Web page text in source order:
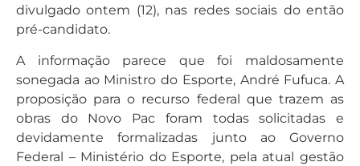
divulgado ontem (12), nas redes sociais do então
pré-candidato.
A informação parece que foi maldosamente
sonegada ao Ministro do Esporte, André Fufuca. A
proposição para o recurso federal que trazem as
obras do Novo Pac foram todas solicitadas e
devidamente formalizadas junto ao Governo
Federal – Ministério do Esporte, pela atual gestão